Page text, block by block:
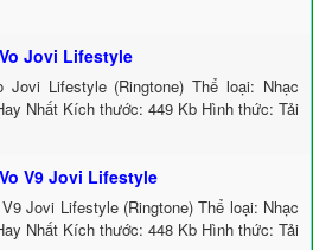
Jovi Lifestyle
Jovi Lifestyle (Ringtone) Thể loại: Nhạc
Nhất Kích thước: 449 Kb Hình thức: Tải
V9 Jovi Lifestyle
Jovi Lifestyle (Ringtone) Thể loại: Nhạc
Nhất Kích thước: 448 Kb Hình thức: Tải